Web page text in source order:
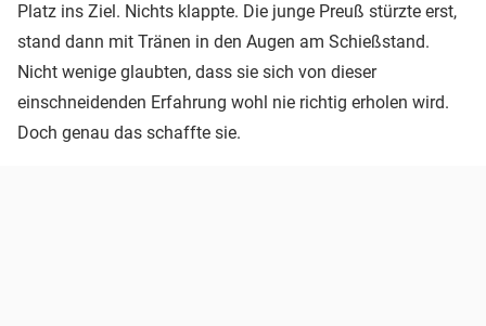
Platz ins Ziel. Nichts klappte. Die junge Preuß stürzte erst,
stand dann mit Tränen in den Augen am Schießstand.
Nicht wenige glaubten, dass sie sich von dieser
einschneidenden Erfahrung wohl nie richtig erholen wird.
Doch genau das schaffte sie.